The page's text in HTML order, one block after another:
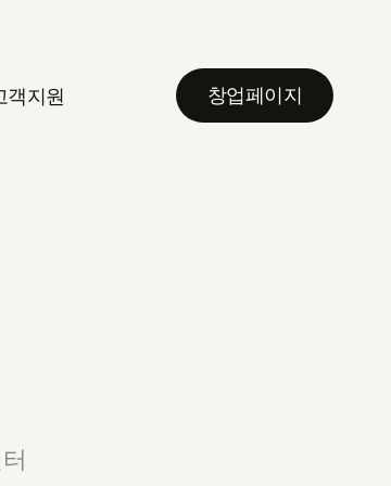
객지원 창업페이지